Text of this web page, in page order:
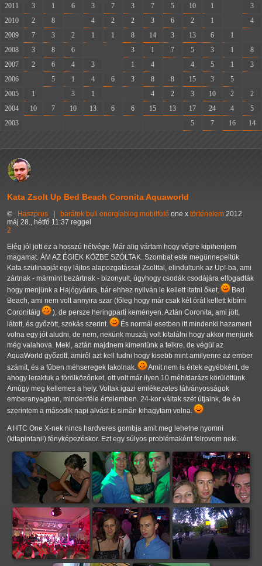
2011
3 1 6 3 7 3 7 5 10 1
3
2010
2 8 4 2 2 3 6 2 1
4
2009
7 3 2 1 1 8 14 3 13 6 1
2008
3 8 6 3 1 7 5 3 1
8
2007
2 6 4 3 1 4 4 5 1
3
2006
5 1 4 6 3 8 8 15 3 5
2005
1 3 1 4 2 3 10 2
2
2004
10 7 10 13 6 6 15 13 17 24 4
5
2003
5 7 16 14
Kata Zsolt Up Bed Beach Coronita Aquaworld
© Haszprus barátok buli energiablog mobilfotó one x történelem 2012.
máj 28., hétfő 11:37 reggel
2
Elég jól jött ez a hosszú hétvége. Már alig vártam hogy végre kipihenjem
magamat. ÁM AZ ÉGIEK KÖZBE SZÓLTAK. Szombat este megünnepeltük
Kata szülinapját egy lájtos alapozgatással Zsolttal, elindultunk az Up!-ba, ami
zártnak - mármint bezártnak - bizonyult, úgyhogy csodák csodájára elfogadták
hogy menjünk a Hajógyárira, bár ehhez nyilván le kellett itatni őket.
Bed
Beach, ami nem volt annyira szar (főleg hogy már csak két órát kellett kibírni
Coronitáig
), de persze heringparti keményen. Aztán Coronita, ami jött,
látott, és győzött, szokás szerint.
És normál esetben itt mindenki hazament
volna egy jót aludni, de nem, nekünk muszáj volt kitalálni hogy akkor menjünk
még valahova. Meki, aztán majdnem kimentünk a telkre, de végül az
AquaWorld győzött, amiről azt kell tudni hogy kisebb mint amilyenre az ember
számít, és a fűben méhseregek lakolnak.
Amit nem is értek egyébként, de
ahogy leraktuk a törölközőnket, ott volt már ilyen 10 méh/darázs körülöttünk.
Amúgy meg kellemes a hely. Voltak igazi emlékezetes látványosságok
emberanyagban, mindenféle értelemben. 24-kor váltak szét útjaink, de én
szerintem a második napi alvást is simán kihagytam volna.
A HTC One X-nek nincs hardveres gombja amit meg lehetne nyomni
(kitapintani!) fényképezéskor. Ezt egy súlyos problémaként felrovom neki.